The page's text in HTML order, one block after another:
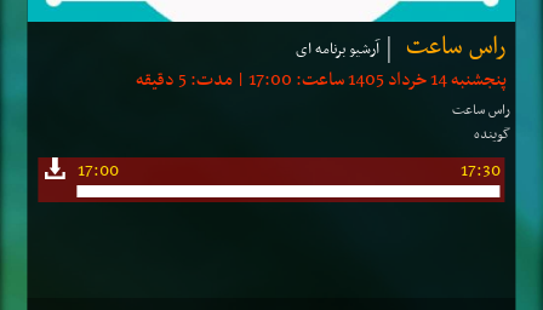
راس ساعت آرشیو برنامه ای
پنجشنبه 14 خرداد 1405 ساعت: 17:00 | مدت: 5 دقیقه
راس ساعت
گوینده
17:00 17:30